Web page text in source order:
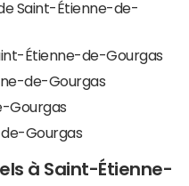
Saint-Étienne-de-
Étienne-de-Gourgas
de-Gourgas
Gourgas
Gourgas
à Saint-Étienne-